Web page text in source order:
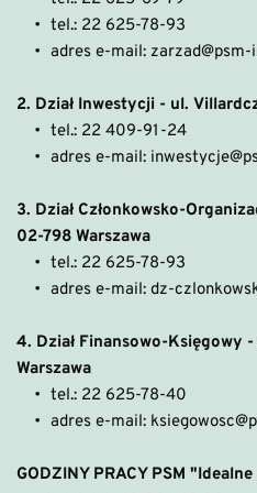
OCHRONA
KONSERWATORZY
Hydraulik– Adam
Hydraulik– Michał
821
Domofony,
Elektryk -Marek
501 448 794
adres e-mail:
im.com.pl,
KONSERWATORZY
Elektryk -kontakt z
Hydraulik– Michał
821
Euro-Dźwig Jan
883 883 993
Domofony,
przemysłowa
(czynne w godz. pracy
im.com.pl,
OCHRONA
794 570 246
KONSERWATORZY
Elektryk -kontakt z
Hydraulik– Adam Kowalski
501 815 543
501 671 821
tel.: 22 625-78-93
adres e-mail: zarzad@psm-
2. Dział Inwestycji - ul.
tel.: 22 409-91-24
adres e-mail:
3. Dział Członkowsko-
02-798 Warszawa
tel.: 22 625-78-93
adres e-mail: dz-
4. Dział Finansowo-Księgowy
Warszawa
tel.: 22 625-78-40
adres e-mail:
GODZINY PRACY PSM